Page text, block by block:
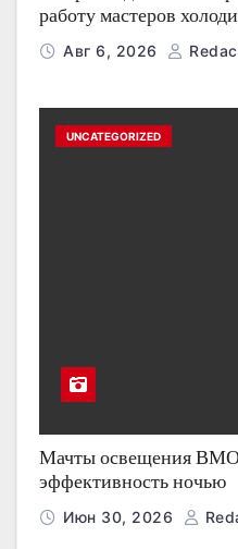
работу мастеров
Авг 6, 2026
UNCATEGORIZED
Мачты освещения
эффективность ночью
Июн 30, 2026